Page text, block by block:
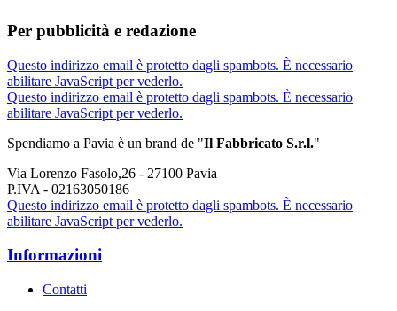
Per pubblicità e redazione
Questo indirizzo email è protetto dagli spambots. È necessario
abilitare JavaScript per vederlo.
Questo indirizzo email è protetto dagli spambots. È necessario
abilitare JavaScript per vederlo.
Spendiamo a Pavia è un brand de "Il Fabbricato S.r.l."
Via Lorenzo Fasolo,26 - 27100 Pavia
P.IVA - 02163050186
Questo indirizzo email è protetto dagli spambots. È necessario
abilitare JavaScript per vederlo.
Informazioni
Contatti